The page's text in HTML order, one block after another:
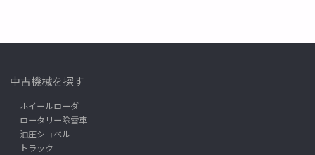
中古機械を探す
ホイールローダ
ロータリー除雪車
油圧ショベル
トラック